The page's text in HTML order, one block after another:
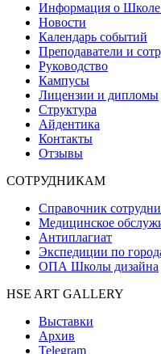
Информация о Школе
Новости
Календарь событий
Преподаватели и
Руководство
Кампусы
Лицензии и дипломы
Структура
Айдентика
Контакты
Отзывы
СОТРУДНИКАМ
Справочник
Медицинское
Антиплагиат
Экспедиции по
ОПА Школы дизайна
HSE ART GALLERY
Выставки
Архив
Telegram